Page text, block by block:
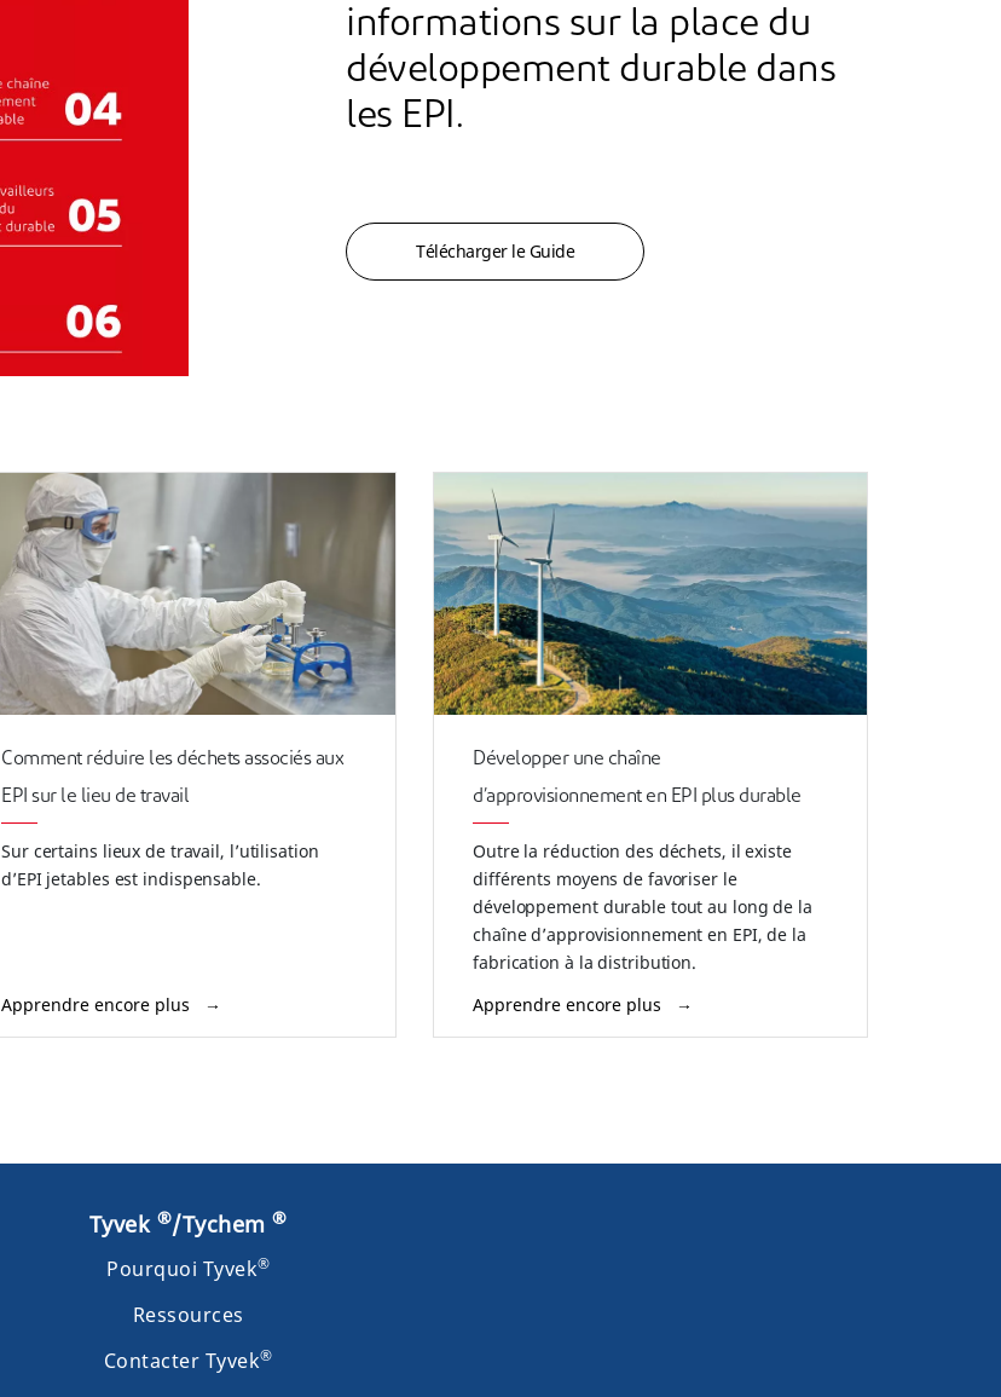
informations sur la place du
développement durable dans
les EPI.
Télécharger le Guide
Comment réduire les déchets associés aux
EPI sur le lieu de travail
Sur certains lieux de travail, l’utilisation
d’EPI jetables est indispensable.
Apprendre encore plus
Développer une chaîne
d’approvisionnement en EPI plus durable
Outre la réduction des déchets, il existe
différents moyens de favoriser le
développement durable tout au long de la
chaîne d’approvisionnement en EPI, de la
fabrication à la distribution.
Apprendre encore plus
Tyvek ®/Tychem®
Pourquoi Tyvek®
Ressources
Contacter Tyvek®